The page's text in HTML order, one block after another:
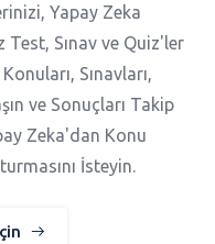
Yapay Zeka
Test, Sınav ve Quiz'ler
Sınavları,
ve Sonuçları Takip
Zeka'dan Konu
İsteyin.